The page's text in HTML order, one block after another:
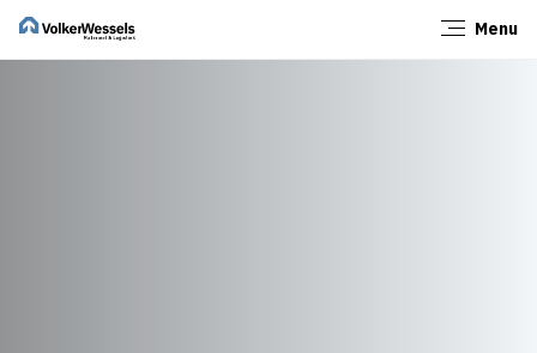
Menu
Sluiten